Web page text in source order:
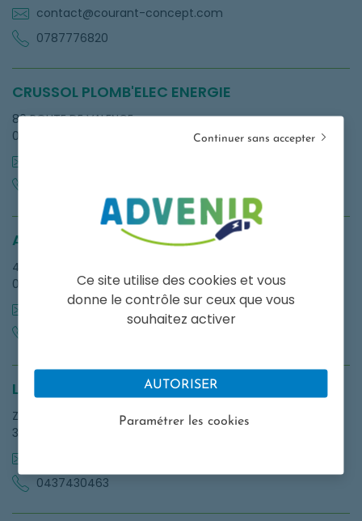
Ce site utilise des cookies et vous
donne le contrôle sur ceux que vous
souhaitez activer
AUTORISER
Continuer sans accepter
Paramétrer les cookies
contact@courant-concept.com
0787776820
CRUSSOL PLOMB'ELEC ENERGIE
80 ROUTE DE VALENCE
07440 ALBOUSSIERE
ABE ELECTRICITE
409 ROUTE DU PONT DE PIERRE
06480 LA COLLE SUR LOUP
secretariat@abe-electricite.fr
LS SERVICES LANDIRAS
ZA 379 impasse Canteloup
33720 LANDIRAS
0437430463